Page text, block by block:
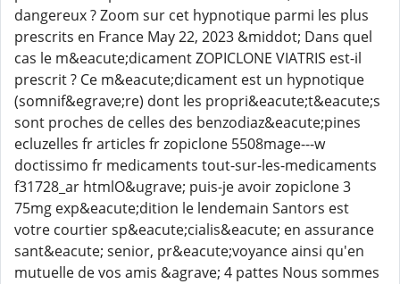
dangereux ? Zoom sur cet hypnotique parmi les plus
prescrits en France May 22, 2023 &middot; Dans quel
cas le m&eacute;dicament ZOPICLONE VIATRIS est-il
prescrit ? Ce m&eacute;dicament est un hypnotique
(somnif&egrave;re) dont les propri&eacute;t&eacute;s
sont proches de celles des benzodiaz&eacute;pines
ecluzelles fr articles fr zopiclone 5508mage---w
doctissimo fr medicaments tout-sur-les-medicaments
f31728_ar htmlO&ugrave; puis-je avoir zopiclone 3
75mg exp&eacute;dition le lendemain Santors est
votre courtier sp&eacute;cialis&eacute; en assurance
sant&eacute; senior, pr&eacute;voyance ainsi qu'en
mutuelle de vos amis &agrave; 4 pattes Nous sommes